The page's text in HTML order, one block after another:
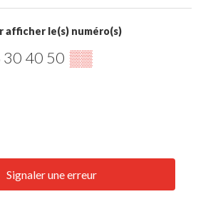
afficher le(s) numéro(s)
30 40 50 ▒▒
Signaler une erreur